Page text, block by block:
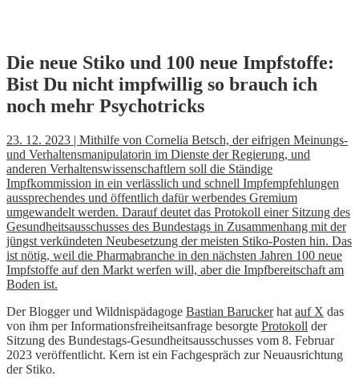
Skip
to
content
Die neue Stiko und 100 neue Impfstoffe:
Bist Du nicht impfwillig so brauch ich
noch mehr Psychotricks
23. 12. 2023 | Mithilfe von Cornelia Betsch, der eifrigen Meinungs-
und Verhaltensmanipulatorin im Dienste der Regierung, und
anderen Verhaltenswissenschaftlern soll die Ständige
Impfkommission in ein verlässlich und schnell Impfempfehlungen
aussprechendes und öffentlich dafür werbendes Gremium
umgewandelt werden. Darauf deutet das Protokoll einer Sitzung des
Gesundheitsausschusses des Bundestags in Zusammenhang mit der
jüngst verkündeten Neubesetzung der meisten Stiko-Posten hin. Das
ist nötig, weil die Pharmabranche in den nächsten Jahren 100 neue
Impfstoffe auf den Markt werfen will, aber die Impfbereitschaft am
Boden ist.
Der Blogger und Wildnispädagoge Bastian Baruckerhat auf X das
von ihm per Informationsfreiheitsanfrage besorgte Protokoll der
Sitzung des Bundestags-Gesundheitsausschusses vom 8. Februar
2023 veröffentlicht. Kern ist ein Fachgespräch zur Neuausrichtung
der Stiko.